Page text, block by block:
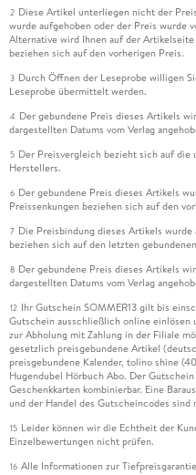
2 Diese Artikel unterliegen nicht der
wurde aufgehoben oder der Preis wurde
Alternative wird Ihnen auf der
beziehen sich auf den vorherigen Preis.
3 Durch Öffnen der Leseprobe willigen
Leseprobe übermittelt werden.
4 Der gebundene Preis dieses Artikels
dargestellten Datums vom Verlag
5 Der Preisvergleich bezieht sich auf
Herstellers.
6 Der gebundene Preis dieses Artikels
Preissenkungen beziehen sich auf den
7 Die Preisbindung dieses Artikels
beziehen sich auf den letzten
8 Der gebundene Preis dieses Artikels
dargestellten Datums vom Verlag
12 Ihr Gutschein SOMMER13 gilt bis
Gutschein ausschließlich online
zur Abholung mit Zahlung in der Filiale
gesetzlich preisgebundene Artikel
preisgebundene Kalender, tolino shine
Hugendubel Hörbuch Abo. Der
Geschenkkarten kombinierbar. Eine
und der Handel des Gutscheincodes
15 Leider können wir die Echtheit der
Einzelbewertungen nicht prüfen.
16 Alle Informationen zur